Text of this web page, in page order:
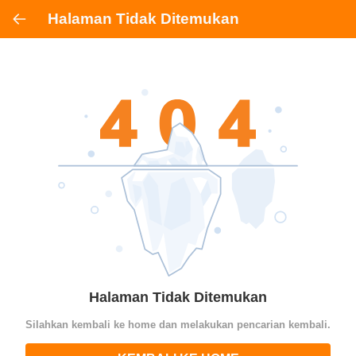
Halaman Tidak Ditemukan
Halaman Tidak Ditemukan
Silahkan kembali ke home dan melakukan pencarian kembali.